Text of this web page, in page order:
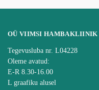
OÜ VIIMSI HAMBAKLIINIK
Tegevusluba nr. L04228
Oleme avatud:
E-R 8.30-16.00
L graafiku alusel